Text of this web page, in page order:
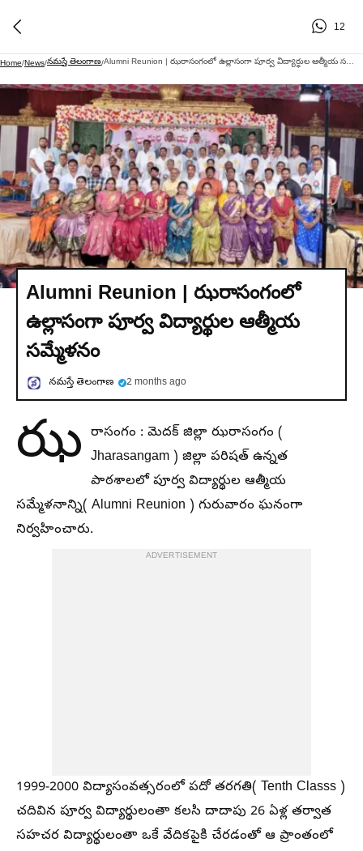
12
Home/News/నమస్తే తెలంగాణ/
Alumni Reunion | ఝరాసంగంలో
ఉల్లాసంగా పూర్వ విద్యార్థుల ఆత్మీయ
సమ్మేళనం
నమస్తే తెలంగాణ 2 months ago
ఝ రాసంగం : మెదక్‌ జిల్లా ఝరాసంగం (
Jharasangam ) జిల్లా పరిషత్ ఉన్నత
పాఠశాలలో పూర్వ విద్యార్థుల ఆత్మీయ
సమ్మేళనాన్ని( Alumni Reunion ) గురువారం ఘనంగా
నిర్వహించారు.
ADVERTISEMENT
1999-2000 విద్యాసంవత్సరంలో పదో తరగతి( Tenth Classs )
చదివిన పూర్వ విద్యార్థులంతా కలసి దాదాపు 26 ఏళ్ల తర్వాత
సహచర విద్యార్థులంతా ఒకే వేదికపైకి చేరడంతో ఆ ప్రాంతంలో